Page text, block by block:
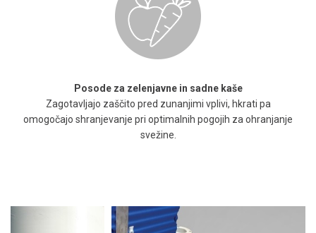
Posode za zelenjavne in sadne kaše
Zagotavljajo zaščito pred zunanjimi vplivi, hkrati pa
omogočajo shranjevanje pri optimalnih pogojih za ohranjanje
svežine.